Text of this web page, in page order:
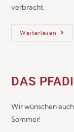
verbracht.
Weiterlesen
DAS
Wir wünschen
Sommer!